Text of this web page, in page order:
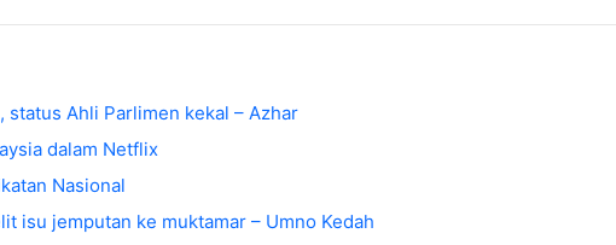
Ahli Parlimen kekal – Azhar
dalam Netflix
Nasional
isu jemputan ke muktamar – Umno Kedah